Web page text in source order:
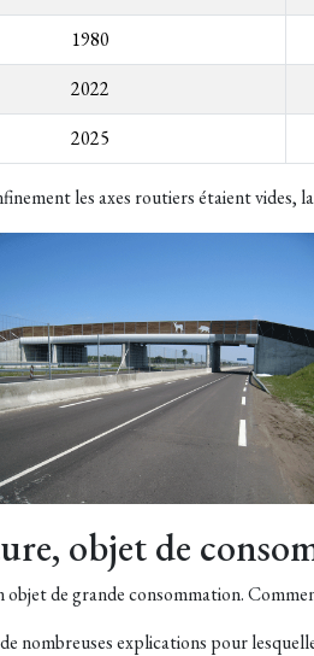
1980
2022
2025
les axes routiers étaient vides,
objet de
objet de grande consommation.
nombreuses explications pour